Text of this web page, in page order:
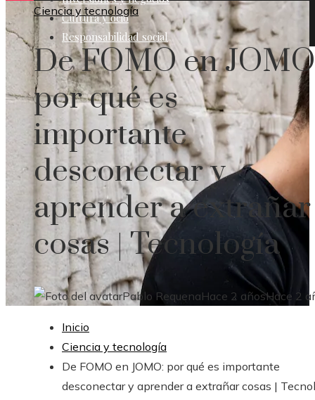
Cultura y ocio
Responsabilidad social
Ciencia y tecnología
De FOMO en
por qué es
importante
desconectar y
aprender a extrañar
cosas | Tecnología
Pablo RequenaHace 2 añosHace 2
Inicio
Ciencia y tecnología
De FOMO en JOMO: por qué es importante
desconectar y aprender a extrañar cosas |